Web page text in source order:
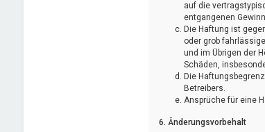
auf die
entgangenen
Die Haftung ist
oder grob
und im Übrigen der
Schäden,
Die
Betreibers.
Ansprüche für eine
6. Änderungsvorbehalt